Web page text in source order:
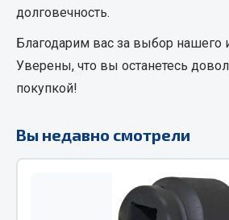
Тройники
Трубки, муфты, гайки
Фитинги
Штуцеры
долговечность.
Благодарим вас за выбор нашего
Уверены, что вы останетесь
покупкой!
Вы недавно смотрели